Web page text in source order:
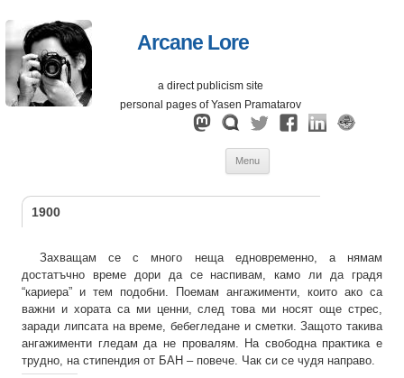
Arcane Lore
a direct publicism site
personal pages of Yasen Pramatarov
Menu
1900
Захващам се с много неща едновременно, а нямам
достатъчно време дори да се наспивам, камо ли да градя
“кариера” и тем подобни. Поемам ангажименти, които ако са
важни и хората са ми ценни, след това ми носят още стрес,
заради липсата на време, бебегледане и сметки. Защото такива
ангажименти гледам да не провалям. На свободна практика е
трудно, на стипендия от БАН – повече. Чак си се чудя направо.